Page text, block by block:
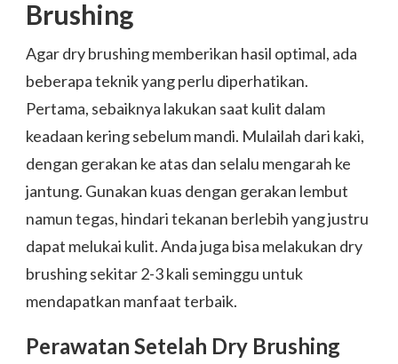
Brushing
Agar dry brushing memberikan hasil optimal, ada
beberapa teknik yang perlu diperhatikan.
Pertama, sebaiknya lakukan saat kulit dalam
keadaan kering sebelum mandi. Mulailah dari kaki,
dengan gerakan ke atas dan selalu mengarah ke
jantung. Gunakan kuas dengan gerakan lembut
namun tegas, hindari tekanan berlebih yang justru
dapat melukai kulit. Anda juga bisa melakukan dry
brushing sekitar 2-3 kali seminggu untuk
mendapatkan manfaat terbaik.
Perawatan Setelah Dry Brushing